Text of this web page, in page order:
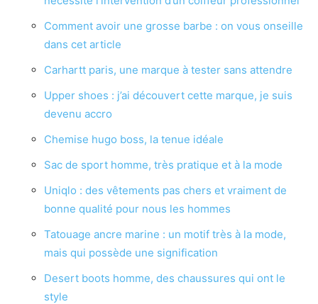
Comment avoir une grosse barbe : on vous onseille
dans cet article
Carhartt paris, une marque à tester sans attendre
Upper shoes : j’ai découvert cette marque, je suis
devenu accro
Chemise hugo boss, la tenue idéale
Sac de sport homme, très pratique et à la mode
Uniqlo : des vêtements pas chers et vraiment de
bonne qualité pour nous les hommes
Tatouage ancre marine : un motif très à la mode,
mais qui possède une signification
Desert boots homme, des chaussures qui ont le
style